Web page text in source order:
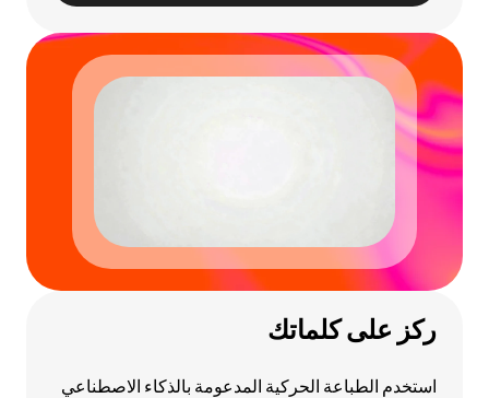
ركز على كلماتك
استخدم الطباعة الحركية المدعومة بالذكاء الاصطناعي